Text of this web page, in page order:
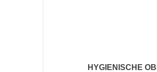
HYGIENISCHE